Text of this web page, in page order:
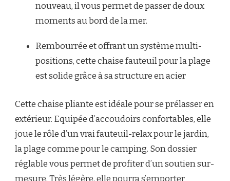
nouveau, il vous permet de passer de doux
moments au bord de la mer.
Rembourrée et offrant un système multi-
positions, cette chaise fauteuil pour la plage
est solide grâce à sa structure en acier
Cette chaise pliante est idéale pour se prélasser en
extérieur. Equipée d’accoudoirs confortables, elle
joue le rôle d’un vrai fauteuil-relax pour le jardin,
la plage comme pour le camping. Son dossier
réglable vous permet de profiter d’un soutien sur-
mesure. Très légère, elle pourra s’emporter